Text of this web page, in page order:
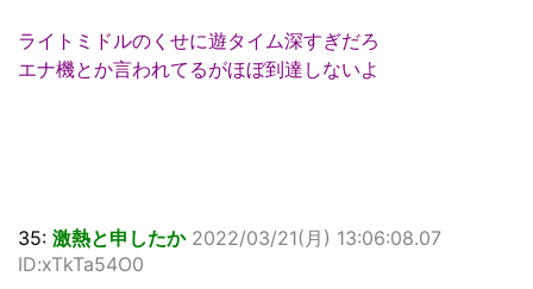
ライトミドルのくせに遊タイム深すぎだろ
エナ機とか言われてるがほぼ到達しないよ
35: 激熱と申したか 2022/03/21(月) 13:06:08.07
ID:xTkTa54O0